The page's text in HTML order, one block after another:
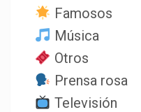
Famosos
Música
Otros
Prensa rosa
Televisión